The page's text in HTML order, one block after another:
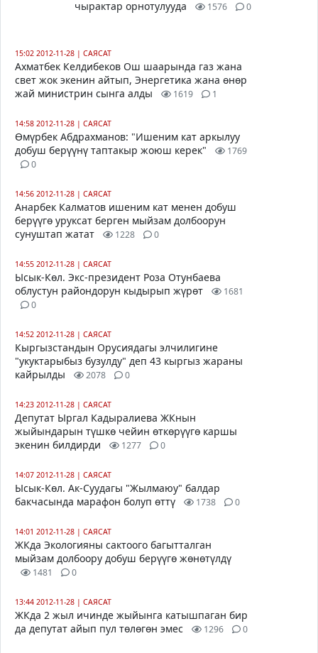
чырактар орнотулууда
1576 0
15:02 2012-11-28 | САЯСАТ
Ахматбек Келдибеков Ош шаарында газ жана
свет жок экенин айтып, Энергетика жана өнөр
жай министрин сынга алды
1619 1
14:58 2012-11-28 | САЯСАТ
Өмүрбек Абдрахманов: "Ишеним кат аркылуу
добуш берүүнү таптакыр жоюш керек"
1769
0
14:56 2012-11-28 | САЯСАТ
Анарбек Калматов ишеним кат менен добуш
берүүгө уруксат берген мыйзам долбоорун
сунуштап жатат
1228 0
14:55 2012-11-28 | САЯСАТ
Ысык-Көл. Экс-президент Роза Отунбаева
облустун райондорун кыдырып жүрөт
1681
0
14:52 2012-11-28 | САЯСАТ
Кыргызстандын Орусиядагы элчилигине
"укуктарыбыз бузулду" деп 43 кыргыз жараны
кайрылды
2078 0
14:23 2012-11-28 | САЯСАТ
Депутат Ыргал Кадыралиева ЖКнын
жыйындарын түшкө чейин өткөрүүгө каршы
экенин билдирди
1277 0
14:07 2012-11-28 | САЯСАТ
Ысык-Көл. Ак-Суудагы "Жылмаюу" балдар
бакчасында марафон болуп өттү
1738 0
14:01 2012-11-28 | САЯСАТ
ЖКда Экологияны сактоого багытталган
мыйзам долбоору добуш берүүгө жөнөтүлдү
1481 0
13:44 2012-11-28 | САЯСАТ
ЖКда 2 жыл ичинде жыйынга катышпаган бир
да депутат айып пул төлөгөн эмес
1296 0